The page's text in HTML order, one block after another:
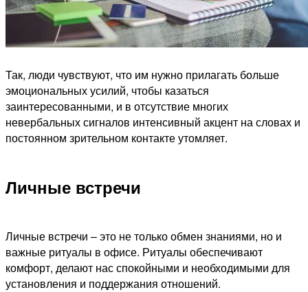
Так, люди чувствуют, что им нужно прилагать больше
эмоциональных усилий, чтобы казаться
заинтересованными, и в отсутствие многих
невербальных сигналов интенсивный акцент на словах и
постоянном зрительном контакте утомляет.
Личные встречи
Личные встречи – это не только обмен знаниями, но и
важные ритуалы в офисе. Ритуалы обеспечивают
комфорт, делают нас спокойными и необходимыми для
установления и поддержания отношений.